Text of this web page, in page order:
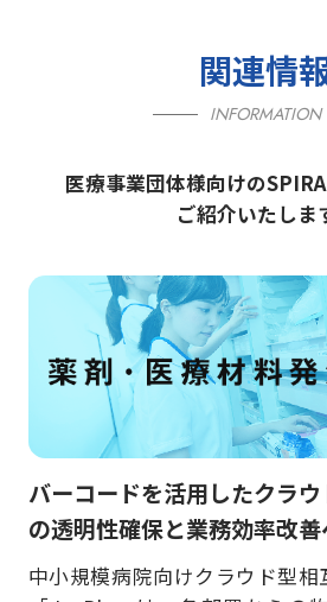
関連情
INFORMATION
医療事業団体様向けの
ご紹介いたしま
バーコードを活用したクラ
の透明性確保と業務効率改
中小規模病院向けクラウド型相